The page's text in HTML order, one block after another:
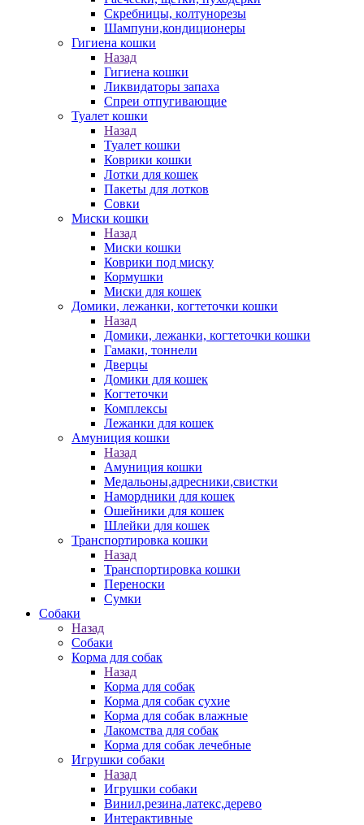
Скребницы, колтунорезы
Шампуни,кондиционеры
Гигиена кошки
Назад
Гигиена кошки
Ликвидаторы запаха
Спреи отпугивающие
Туалет кошки
Назад
Туалет кошки
Коврики кошки
Лотки для кошек
Пакеты для лотков
Совки
Миски кошки
Назад
Миски кошки
Коврики под миску
Кормушки
Миски для кошек
Домики, лежанки, когтеточки кошки
Назад
Домики, лежанки, когтеточки кошки
Гамаки, тоннели
Дверцы
Домики для кошек
Когтеточки
Комплексы
Лежанки для кошек
Амуниция кошки
Назад
Амуниция кошки
Медальоны,адресники,свистки
Намордники для кошек
Ошейники для кошек
Шлейки для кошек
Транспортировка кошки
Назад
Транспортировка кошки
Переноски
Сумки
Собаки
Назад
Собаки
Корма для собак
Назад
Корма для собак
Корма для собак сухие
Корма для собак влажные
Лакомства для собак
Корма для собак лечебные
Игрушки собаки
Назад
Игрушки собаки
Винил,резина,латекс,дерево
Интерактивные